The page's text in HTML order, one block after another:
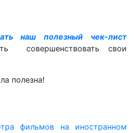
наш полезный чек-лист
совершенствовать свои
полезна!
фильмов на иностранном